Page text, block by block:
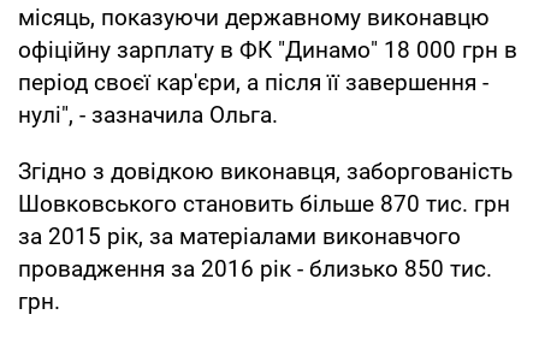
місяць, показуючи державному виконавцю
офіційну зарплату в ФК "Динамо" 18 000 грн в
період своєї кар'єри, а після її завершення -
нулі", - зазначила Ольга.
Згідно з довідкою виконавця, заборгованість
Шовковського становить більше 870 тис. грн
за 2015 рік, за матеріалами виконавчого
провадження за 2016 рік - близько 850 тис.
грн.